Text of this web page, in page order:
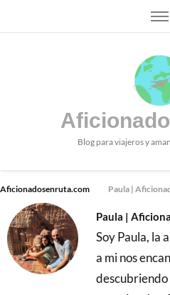
Blog para viajeros y
Aficionadosenruta.com Paula |
Paula |
Soy Paula, la
a mi nos
descubriendo